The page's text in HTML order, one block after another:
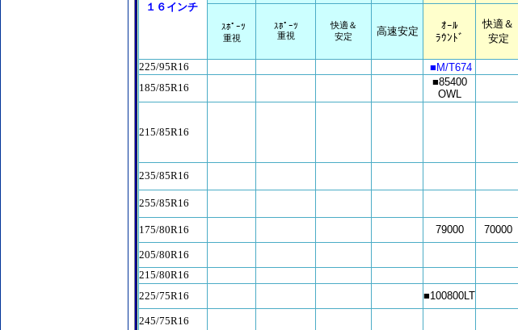
１６インチ
ｽﾎﾟｰﾂ
重視
ｽﾎﾟｰﾂ
重視
快適＆
安定
高速安定
ｵｰﾙ
ﾗｳﾝﾄﾞ
快適＆
安定
225/95R16
■M/T674
185/85R16
■85400
OWL
215/85R16
235/85R16
255/85R16
175/80R16 79000 70000
205/80R16
215/80R16
225/75R16
■100800LT
245/75R16